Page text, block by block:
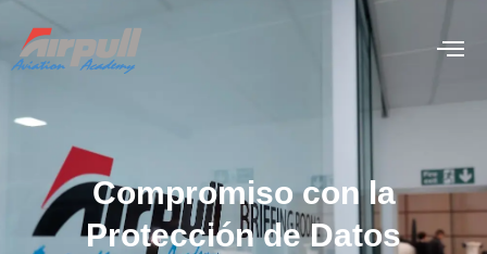
Compromiso con la
Protección de Datos